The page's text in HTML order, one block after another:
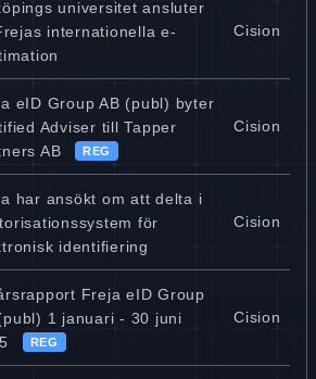
universitet ansluter
internationella e-
Cision
eID Group AB (publ) byter
Adviser till Tapper
AB
REG
Cision
har ansökt om att delta i
för
identifiering
Cision
Freja eID Group
1 januari - 30 juni
REG
Cision